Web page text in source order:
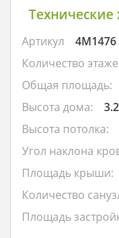
Технические
Артикул
4M1476
Количество
Общая площадь:
Высота дома:
Высота потолка:
Угол наклона
Площадь крыши:
Количество
Площадь